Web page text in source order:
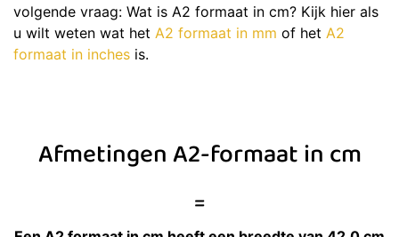
volgende vraag: Wat is A2 formaat in cm? Kijk hier als
u wilt weten wat het A2 formaat in mm of het A2
formaat in inches is.
Afmetingen A2-formaat in cm
=